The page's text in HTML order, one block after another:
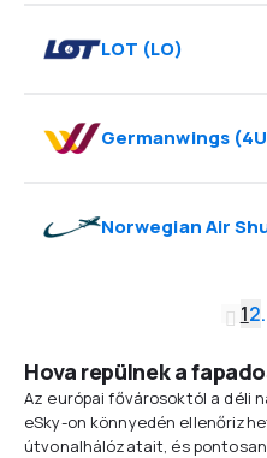
LOT (LO)
Germanwings(4U
12
Hova repülnek a
Az európai fővárosoktól a déli
eSky-on könnyedén
útvonalhálózatait, és